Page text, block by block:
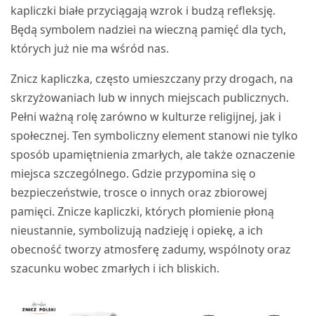
kapliczki białe przyciągają wzrok i budzą refleksję.
Będą symbolem nadziei na wieczną pamięć dla tych,
których już nie ma wśród nas.
Znicz kapliczka, często umieszczany przy drogach, na
skrzyżowaniach lub w innych miejscach publicznych.
Pełni ważną rolę zarówno w kulturze religijnej, jak i
społecznej. Ten symboliczny element stanowi nie tylko
sposób upamiętnienia zmarłych, ale także oznaczenie
miejsca szczególnego. Gdzie przypomina się o
bezpieczeństwie, trosce o innych oraz zbiorowej
pamięci. Znicze kapliczki, których płomienie płoną
nieustannie, symbolizują nadzieję i opiekę, a ich
obecność tworzy atmosferę zadumy, wspólnoty oraz
szacunku wobec zmarłych i ich bliskich.